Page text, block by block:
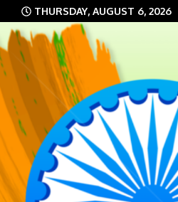
Skip
to
content
THURSDAY, AUGUST 6, 2026